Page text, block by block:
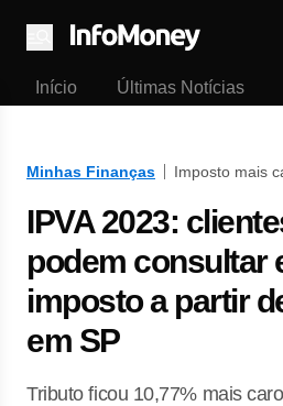
Menu
Início Últimas Notícias
Minhas Finanças Imposto mais
IPVA 2023:
podem consultar
imposto a partir
em SP
Tributo ficou 10,77% mais